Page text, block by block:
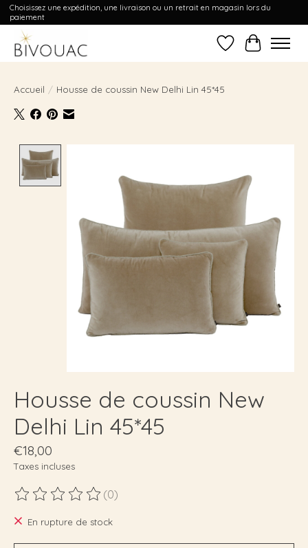
Choisissez une expédition, une livraison ou un retrait en magasin lors du
paiement
Liste dePanier
Accueil / Housse de coussin New Delhi Lin 45*45
Housse de coussin New
Delhi Lin 45*45
€18,00
Taxes incluses
Ce produit est évalué à
(0)
En rupture de stock